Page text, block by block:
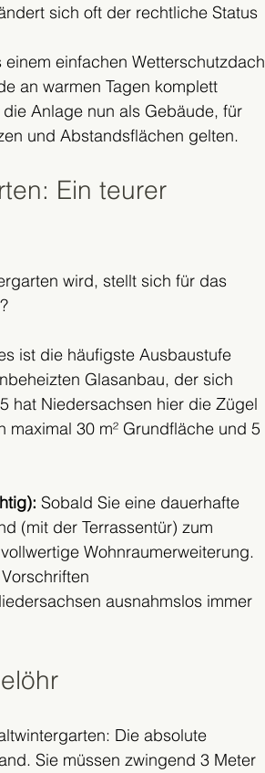
sich oft der rechtliche Status
einfachen Wetterschutzdach
an warmen Tagen komplett
Anlage nun als Gebäude, für
und Abstandsflächen gelten.
Ein teurer
wird, stellt sich für das
ist die häufigste Ausbaustufe
Glasanbau, der sich
hat Niedersachsen hier die Zügel
30 m² Grundfläche und 5
Sobald Sie eine dauerhafte
(mit der Terrassentür) zum
Wohnraumerweiterung.
ausnahmslos immer
Die absolute
Sie müssen zwingend 3 Meter